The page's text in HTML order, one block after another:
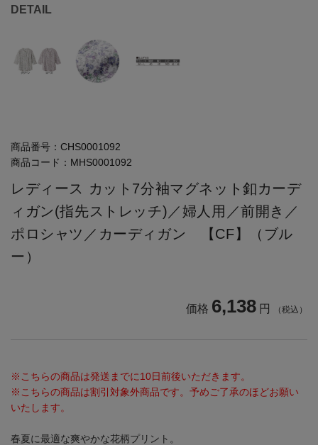
DETAIL
商品番号： CHS0001092
商品コード： MHS0001092
レディース カット7分袖マグネット釦カーデ
ィガン(指先ストレッチ)／婦人用／前開き／
ポロシャツ／カーディガン 【CF】（ブル
ー）
価格 6,138 円 （税込）
※こちらの商品は発送までに10日前後いただきます。
※こちらの商品は割引対象外商品です。予めご了承のほどお願い
いたします。
春夏に最適な爽やかな花柄プリント。